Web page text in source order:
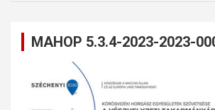
MAHOP 5.3.4-2023-2023-